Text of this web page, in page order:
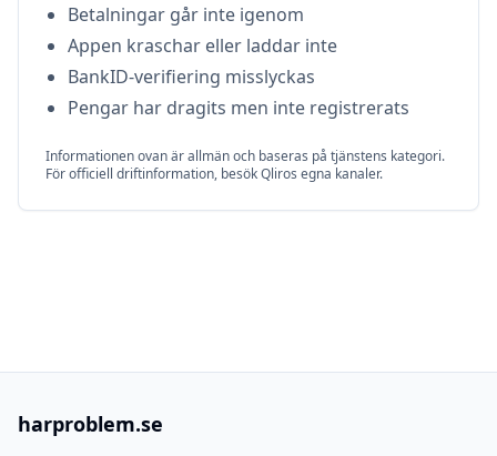
Betalningar går inte igenom
Appen kraschar eller laddar inte
BankID-verifiering misslyckas
Pengar har dragits men inte registrerats
Informationen ovan är allmän och baseras på tjänstens kategori.
För officiell driftinformation, besökQliros egna kanaler.
harproblem.se